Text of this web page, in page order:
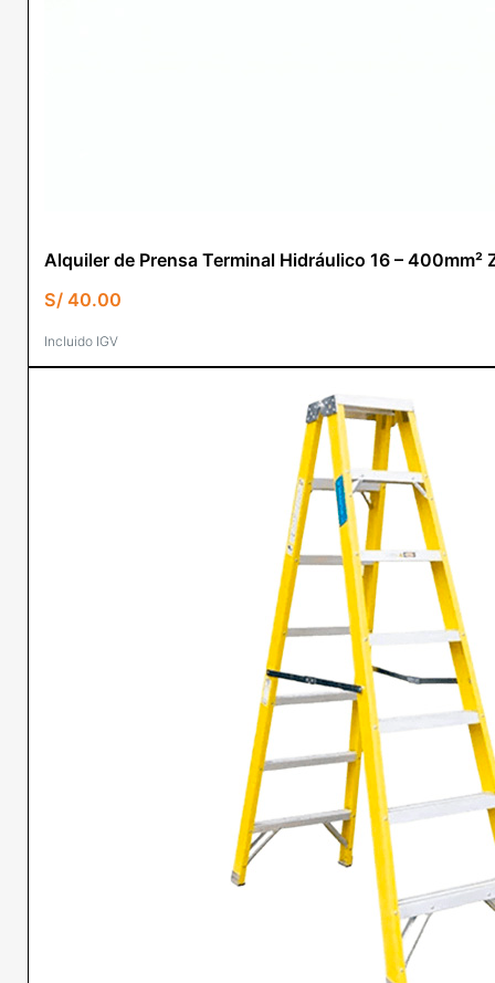
Alquiler de Prensa Terminal Hidráulico 16 – 400mm²
S/40.00
Incluido IGV